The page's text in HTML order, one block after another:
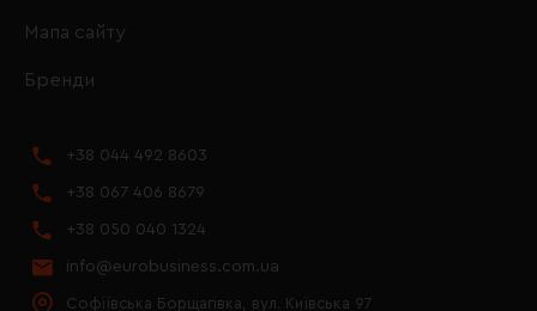
Мапа сайту
Бренди
+38 044 492 8603
+38 067 406 8679
+38 050 040 1324
info@eurobusiness.com.ua
Софіївська Борщагівка, вул. Київська 97